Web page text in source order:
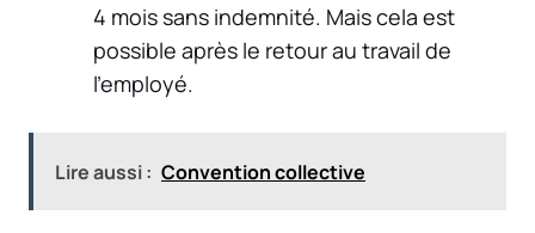
4 mois sans indemnité. Mais cela est
possible après le retour au travail de
l’employé.
Lire aussi : Convention collective